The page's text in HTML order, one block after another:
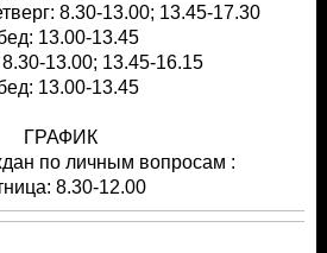
8.30-13.00; 13.45-17.30
13.00-13.45
13.00; 13.45-16.15
13.00-13.45
ГРАФИК
по личным вопросам :
8.30-12.00